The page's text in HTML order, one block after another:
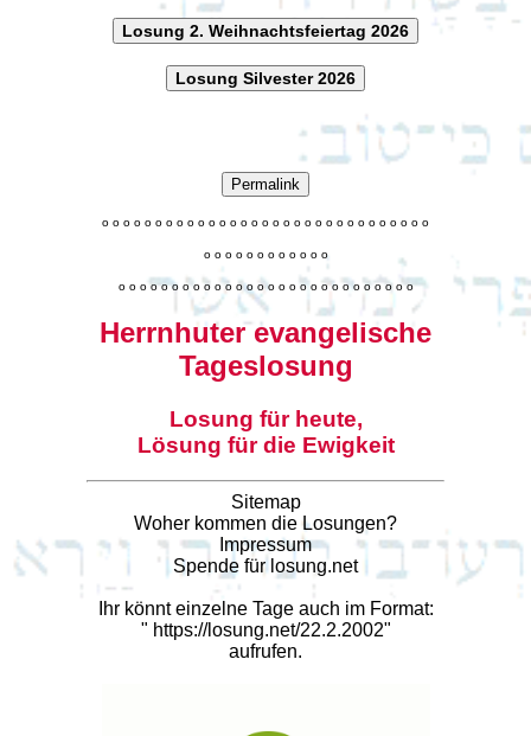
Losung 2. Weihnachtsfeiertag 2026
Losung Silvester 2026
Permalink
o o o o o o o o o o o o o o o o o o o o o o o o o o o o o o o
o o o o o o o o o o o o
o o o o o o o o o o o o o o o o o o o o o o o o o o o o
Herrnhuter evangelische
Tageslosung
Losung für heute,
Lösung für die Ewigkeit
Sitemap
Woher kommen die Losungen?
Impressum
Spende für losung.net
Ihr könnt einzelne Tage auch im Format:
" https://losung.net/22.2.2002"
aufrufen.